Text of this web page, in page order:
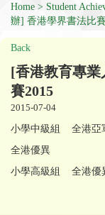
Home Student
辦] 香港學界書法比
Back
[香港教育專
賽2015
2015-07-04
小學中級組 全港亞
全港優異
小學高級組 全港優